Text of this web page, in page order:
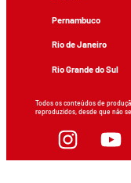
Pernambuco
Rio de Janeiro
Rio Grande do Sul
Todos os conteúdos de
reproduzidos, desde que não